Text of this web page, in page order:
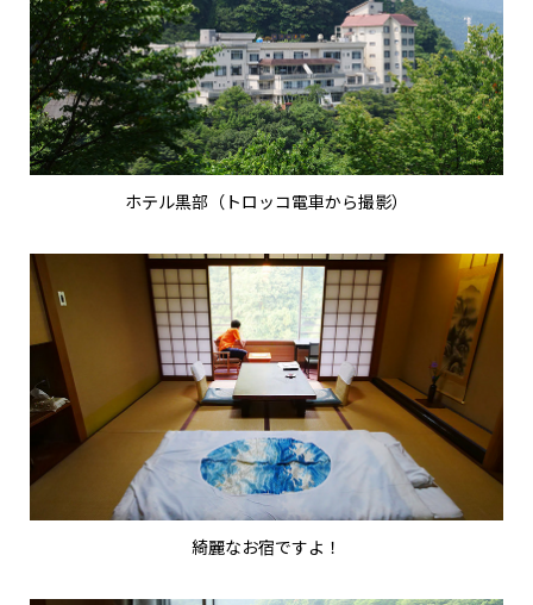
ホテル黒部（トロッコ電車から撮影）
綺麗なお宿ですよ！